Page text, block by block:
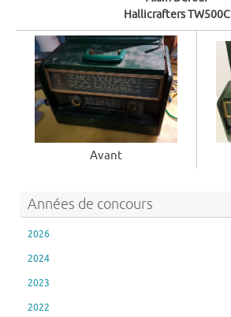
Hallicrafters TW500C
Avant
Années de concours
2026
2024
2023
2022